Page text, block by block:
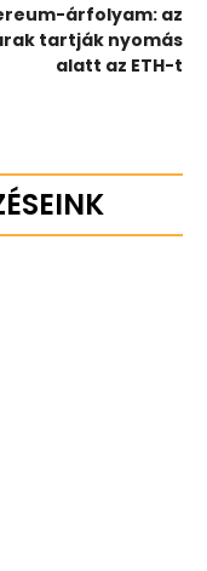
árfolyam: az
tartják nyomás
alatt az ETH-t